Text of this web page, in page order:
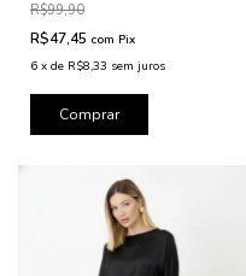
R$99,90
R$47,45 com Pix
6 x de R$8,33 sem juros
Comprar